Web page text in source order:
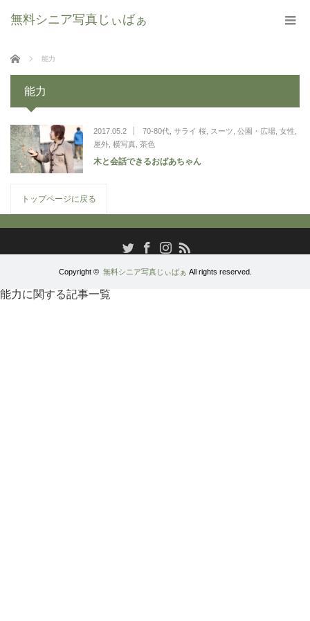
無料シニア写真じぃばぁ
ホーム 能力
能力
2017.05.2 70-80代, サライ 桜, スーツ 公園・広場, 女性
屋外, 横写真 茶色
木と会話できるおばあちゃん
トップページに戻る
TwitterFacebookInstagram
RSS
Copyright © 無料シニア写真じぃばぁ All rights reserved.
能力に関する記事一覧